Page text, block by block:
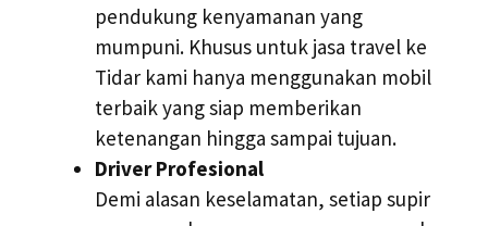
pendukung kenyamanan yang
mumpuni. Khusus untuk jasa travel ke
Tidar kami hanya menggunakan mobil
terbaik yang siap memberikan
ketenangan hingga sampai tujuan.
Driver Profesional
Demi alasan keselamatan, setiap supir